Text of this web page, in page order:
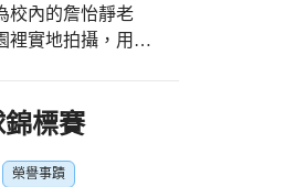
的攝影課，快樂
校內的詹怡靜老
裡實地拍攝，用自
攝影師們獨一無
標賽
榮譽事蹟